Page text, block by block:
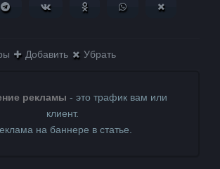
ссылку
Поделиться в Telegram
Поделиться ВКонтактеПоделиться в
Поделиться в
Добавить Убрать
рекламы - это трафик вам или
клиент.
на баннере в статье.